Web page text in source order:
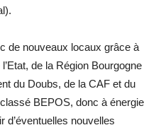
de nouveaux locaux grâce à
de la Région Bourgogne
du Doubs, de la CAF et du
BEPOS, donc à énergie
d’éventuelles nouvelles